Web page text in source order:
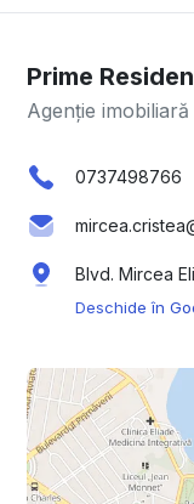
Prime
Agenție
0737498766
Blvd. Mircea
Deschide în